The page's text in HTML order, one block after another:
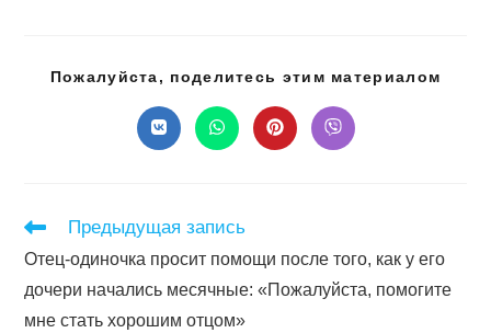
Пожалуйста, поделитесь этим материалом
Открывается
в
Открывается
в
Открывается
в
Открывается
в
Читать
статьи
Предыдущая запись
Отец-одиночка просит помощи после того, как у его
дочери начались месячные: «Пожалуйста, помогите
мне стать хорошим отцом»